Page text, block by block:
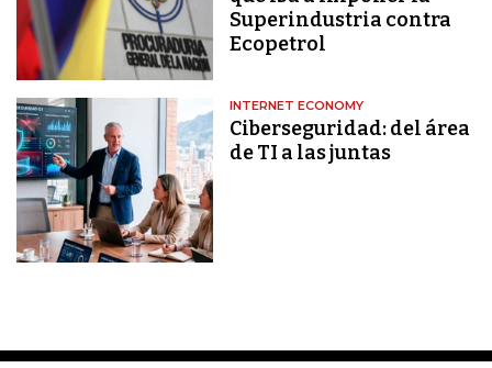
Superindustria contra
Ecopetrol
INTERNET ECONOMY
Ciberseguridad: del área
de TI a las juntas